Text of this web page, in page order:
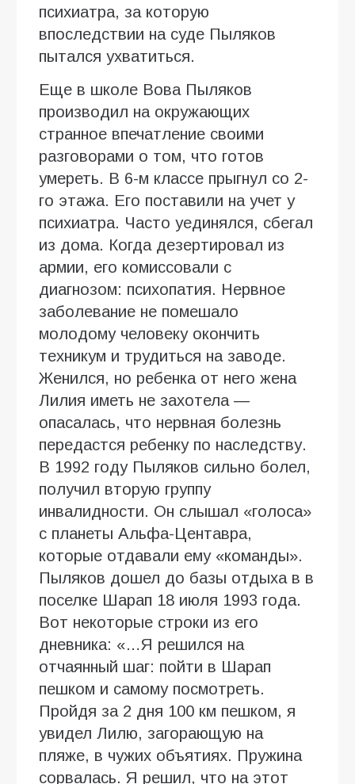
психиатра, за которую
впоследствии на суде Пыляков
пытался ухватиться.
Еще в школе Вова Пыляков
производил на окружающих
странное впечатление своими
разговорами о том, что готов
умереть. В 6-м классе прыгнул со 2-
го этажа. Его поставили на учет у
психиатра. Часто уединялся, сбегал
из дома. Когда дезертировал из
армии, его комиссовали с
диагнозом: психопатия. Нервное
заболевание не помешало
молодому человеку окончить
техникум и трудиться на заводе.
Женился, но ребенка от него жена
Лилия иметь не захотела ―
опасалась, что нервная болезнь
передастся ребенку по наследству.
В 1992 году Пыляков сильно болел,
получил вторую группу
инвалидности. Он слышал «голоса»
с планеты Альфа-Центавра,
которые отдавали ему «команды».
Пыляков дошел до базы отдыха в в
поселке Шарап 18 июля 1993 года.
Вот некоторые строки из его
дневника: «…Я решился на
отчаянный шаг: пойти в Шарап
пешком и самому посмотреть.
Пройдя за 2 дня 100 км пешком, я
увидел Лилю, загорающую на
пляже, в чужих объятиях. Пружина
сорвалась. Я решил, что на этот